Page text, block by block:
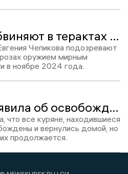
Танкиста ВСУ обвиняют в терактах на территории курского села Ольговка
Чепикова подозревают
оружием мирным
в ноябре 2024 года.
Лантратова объявила об освобождении всех курян из украинского плена
все куряне, находившиеся
и вернулись домой, но
продолжается.